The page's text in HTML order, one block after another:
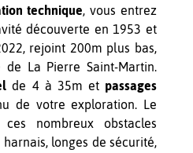
technique, vous entrez
découverte en 1953 et
rejoint 200m plus bas,
La Pierre Saint-Martin.
de 4 à 35m et passages
de votre exploration. Le
nombreux obstacles
longes de sécurité,